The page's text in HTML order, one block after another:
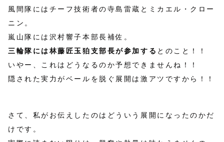
風間隊にはチーフ技術者の寺島雷蔵とミカエル・クロー
ニン。
嵐山隊には沢村響子本部長補佐。
三輪隊には林藤匠玉狛支部長が参加する とのこと！！
いやー、これはどうなるのか予想できませんね！！
隠された実力がベールを脱ぐ展開は激アツですから！！
さて、私がお伝えしたのはどういう展開になったのかだ
けです。